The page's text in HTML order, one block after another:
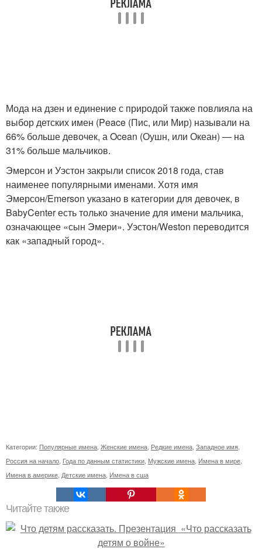
Мода на дзен и единение с природой также повлияла на
выбор детских имен (Peace (Пис, или Мир) называли на
66% больше девочек, а Ocean (Оушн, или Океан) — на
31% больше мальчиков.
Эмерсон и Уэстон закрыли список 2018 года, став
наименее популярными именами. Хотя имя
Эмерсон/Emerson указано в категории для девочек, в
BabyCenter есть только значение для имени мальчика,
означающее «сын Эмери». Уэстон/Weston переводится
как «западный город».
Категории: Популярные имена Женские имена Редкие имена Западное имя
Россия на начало Года по данным статистики Мужские имена Имена в мире
Имена в америке Детские имена Имена в сша
Читайте также